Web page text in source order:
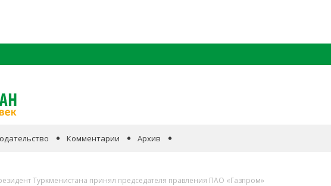
Комментарии Архив
Туркменистана принял председателя правления ПАО «Газпром»